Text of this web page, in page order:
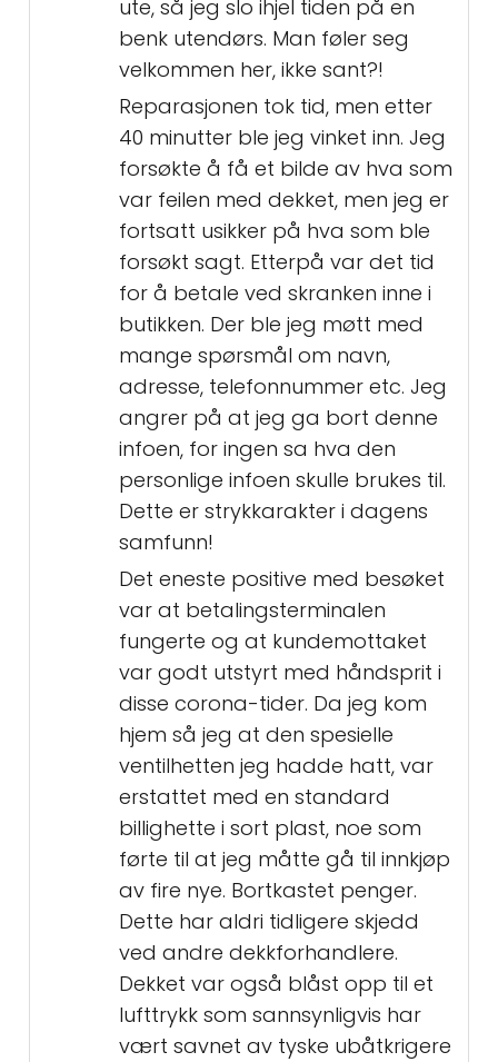
ute, så jeg slo ihjel tiden på en
benk utendørs. Man føler seg
velkommen her, ikke sant?!
Reparasjonen tok tid, men etter
40 minutter ble jeg vinket inn. Jeg
forsøkte å få et bilde av hva som
var feilen med dekket, men jeg er
fortsatt usikker på hva som ble
forsøkt sagt. Etterpå var det tid
for å betale ved skranken inne i
butikken. Der ble jeg møtt med
mange spørsmål om navn,
adresse, telefonnummer etc. Jeg
angrer på at jeg ga bort denne
infoen, for ingen sa hva den
personlige infoen skulle brukes til.
Dette er strykkarakter i dagens
samfunn!
Det eneste positive med besøket
var at betalingsterminalen
fungerte og at kundemottaket
var godt utstyrt med håndsprit i
disse corona-tider. Da jeg kom
hjem så jeg at den spesielle
ventilhetten jeg hadde hatt, var
erstattet med en standard
billighette i sort plast, noe som
førte til at jeg måtte gå til innkjøp
av fire nye. Bortkastet penger.
Dette har aldri tidligere skjedd
ved andre dekkforhandlere.
Dekket var også blåst opp til et
lufttrykk som sannsynligvis har
vært savnet av tyske ubåtkrigere